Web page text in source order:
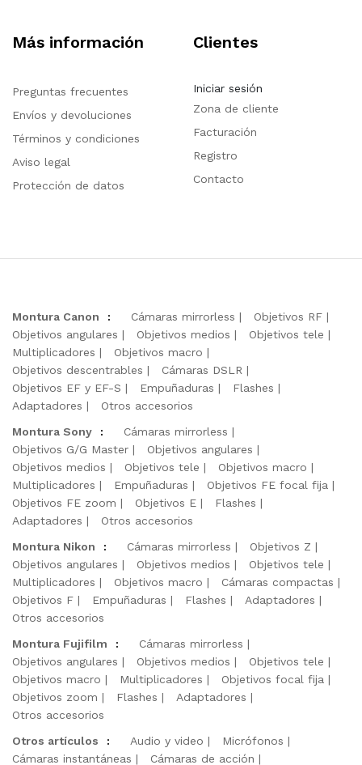
Más información
Preguntas frecuentes
Envíos y devoluciones
Términos y condiciones
Aviso legal
Protección de datos
Clientes
Iniciar sesión
Zona de cliente
Facturación
Registro
Contacto
Montura Canon : Cámaras mirrorless
Objetivos RF
Objetivos angulares
Objetivos medios
Objetivos tele
Multiplicadores
Objetivos macro
Objetivos descentrables
Cámaras DSLR
Objetivos EF y EF-S
Empuñaduras
Flashes
Adaptadores
Otros accesorios
Montura Sony
:
Cámaras mirrorless
Objetivos G/G Master
Objetivos angulares
Objetivos medios
Objetivos tele
Objetivos macro
Multiplicadores
Empuñaduras
Objetivos FE focal fija
Objetivos FE zoom
Objetivos E
Flashes
Adaptadores
Otros accesorios
Montura Nikon
: Cámaras mirrorless
Objetivos Z
Objetivos angulares
Objetivos medios
Objetivos tele
Multiplicadores
Objetivos macro
Cámaras compactas
Objetivos F
Empuñaduras Flashes
Adaptadores
Otros accesorios
Montura Fujifilm
:
Cámaras mirrorless
Objetivos angulares
Objetivos medios
Objetivos tele
Objetivos macro
Multiplicadores
Objetivos focal fija
Objetivos zoom
Flashes
Adaptadores
Otros accesorios
Otros artículos
: Audio y video
Micrófonos
Cámaras instantáneas
Cámaras de acción